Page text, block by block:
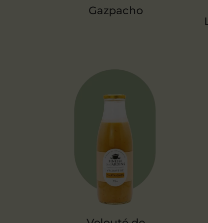
Gazpacho